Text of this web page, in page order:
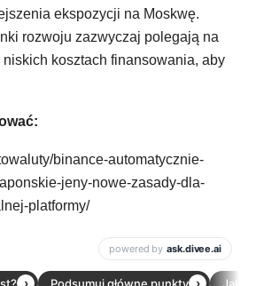
ekspozycji na Moskwę.
rozwoju zazwyczaj polegają na
kosztach finansowania, aby
binance-automatycznie-
jeny-nowe-zasady-dla-
platformy/